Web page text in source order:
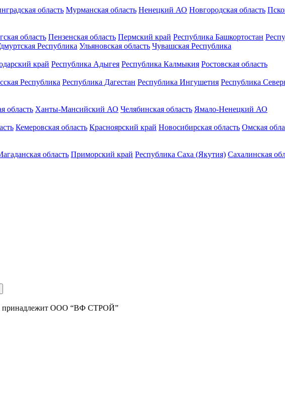
область Мурманская область Ненецкий АО Новгородская область
область Пензенская область Пермский край Республика Башкортостан
Республика Ульяновская область Чувашская Республика
край Республика Адыгея Республика Калмыкия Ростовская область
Республика Республика Дагестан Республика Ингушетия Республика
область Ханты-Мансийский АО Челябинская область Ямало-Ненецкий АО
Кемеровская область Красноярский край Новосибирская область Омская
область Приморский край Республика Саха (Якутия) Сахалинская
принадлежит ООО “ВФ СТРОЙ”